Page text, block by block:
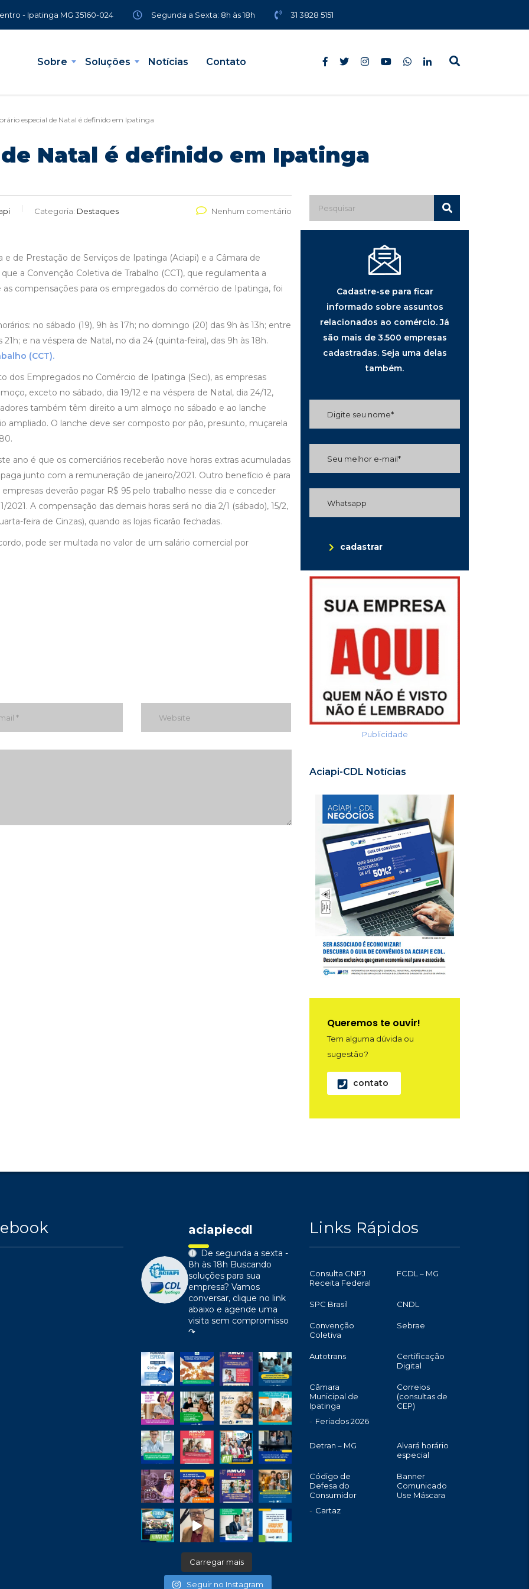
- Ipatinga MG 35160-024 Segunda a Sexta: 8h às 18h 31 3828 5151
Sobre Soluções Notícias Contato
especial de Natal é definido em Ipatinga
Natal é definido em Ipatinga
Categoria: Destaques Nenhum comentário
de Prestação de Serviços de Ipatinga (Aciapi) e a Câmara de
a Convenção Coletiva de Trabalho (CCT), que regulamenta a
compensações para os empregados do comércio de Ipatinga, foi
no sábado (19), 9h às 17h; no domingo (20) das 9h às 13h; entre
e na véspera de Natal, no dia 24 (quinta-feira), das 9h às 18h.
(CCT).
dos Empregados no Comércio de Ipatinga (Seci), as empresas
exceto no sábado, dia 19/12 e na véspera de Natal, dia 24/12,
também têm direito a um almoço no sábado e ao lanche
ampliado. O lanche deve ser composto por pão, presunto, muçarela
ano é que os comerciários receberão nove horas extras acumuladas
junto com a remuneração de janeiro/2021. Outro benefício é para
deverão pagar R$ 95 pelo trabalho nesse dia e conceder
A compensação das demais horas será no dia 2/1 (sábado), 15/2,
feira de Cinzas), quando as lojas ficarão fechadas.
pode ser multada no valor de um salário comercial por
Cadastre-se para ficar
informado sobre assuntos
relacionados ao comércio. Já
são mais de 3.500 empresas
cadastradas. Seja uma delas
também.
cadastrar
Publicidade
Aciapi-CDL Notícias
Queremos te ouvir!
Tem alguma dúvida ou
sugestão?
contato
aciapiecdl
De segunda a sexta -
8h às 18h Buscando
soluções para sua
empresa? Vamos
conversar, clique no link
abaixo e agende uma
visita sem compromisso
↷
Carregar mais
Seguir no Instagram
Links Rápidos
Consulta CNPJ
Receita Federal
FCDL – MG
SPC Brasil CNDL
Convenção
Coletiva
Sebrae
Autotrans
Certificação
Digital
Câmara
Municipal de
Ipatinga
Feriados 2026
Correios
(consultas de
CEP)
Detran – MG
Alvará horário
especial
Código de
Defesa do
Consumidor
Cartaz
Banner
Comunicado
Use Máscara